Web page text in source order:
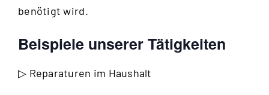
benötigt wird.
Beispiele unserer Tätigkeiten
▷ Reparaturen im Haushalt